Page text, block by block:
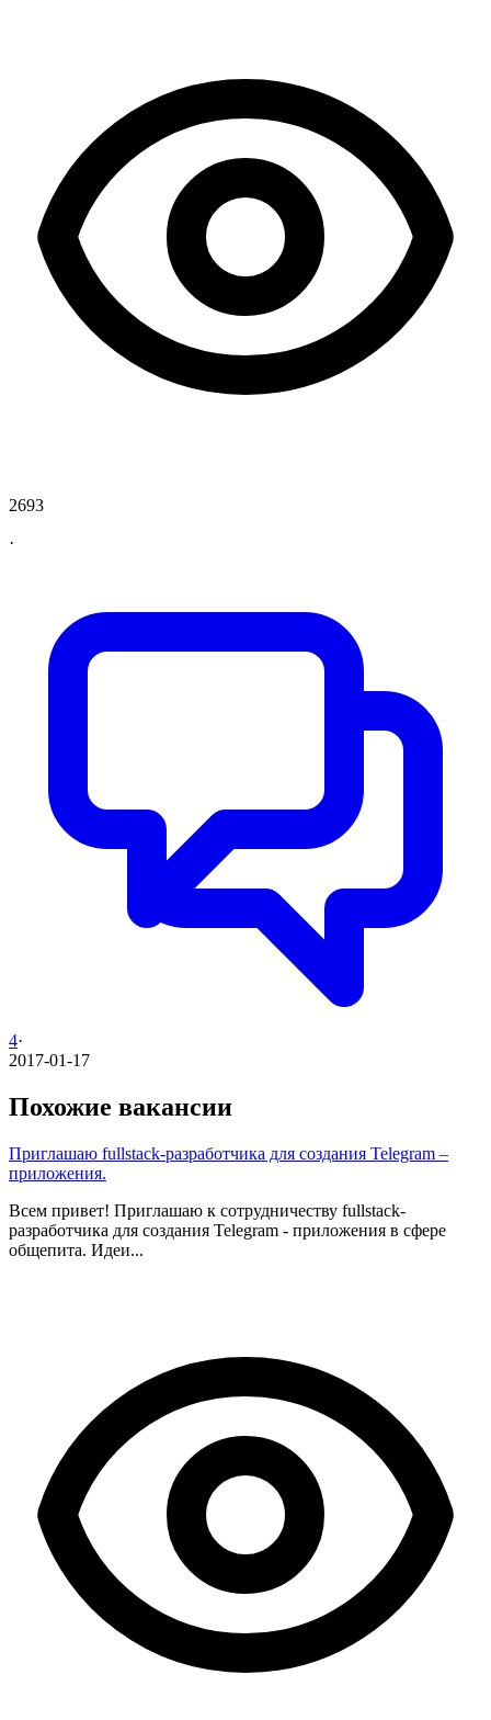
2693
·
4·
2017-01-17
Похожие вакансии
Приглашаю fullstack-разработчика для создания Telegram –
приложения.
Всем привет! Приглашаю к сотрудничеству fullstack-
разработчика для создания Telegram - приложения в сфере
общепита. Идеи...